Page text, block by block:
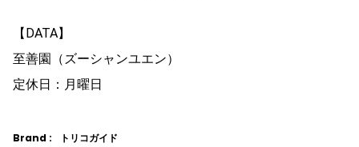
【DATA】
至善園（ズーシャンユエン）
定休日：月曜日
Brand : トリコガイド